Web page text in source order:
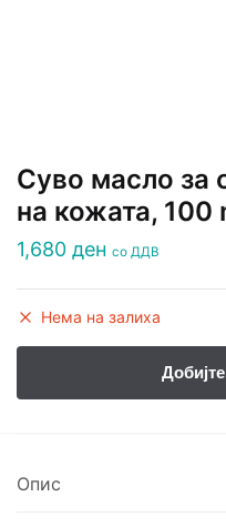
Суво масло за
на кожата, 100
1,680 ден со ДДВ
Нема на залиха
Опис